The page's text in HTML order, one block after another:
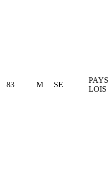
83 M SE